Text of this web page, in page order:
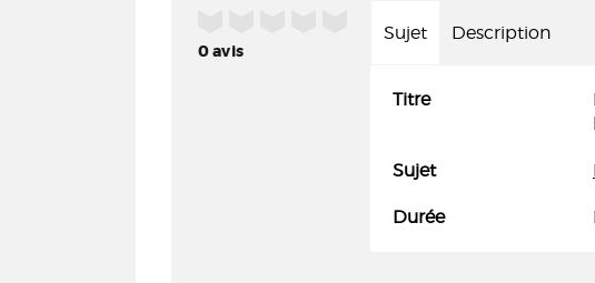
0avis
Sujet Description
Titre
Sujet
Durée